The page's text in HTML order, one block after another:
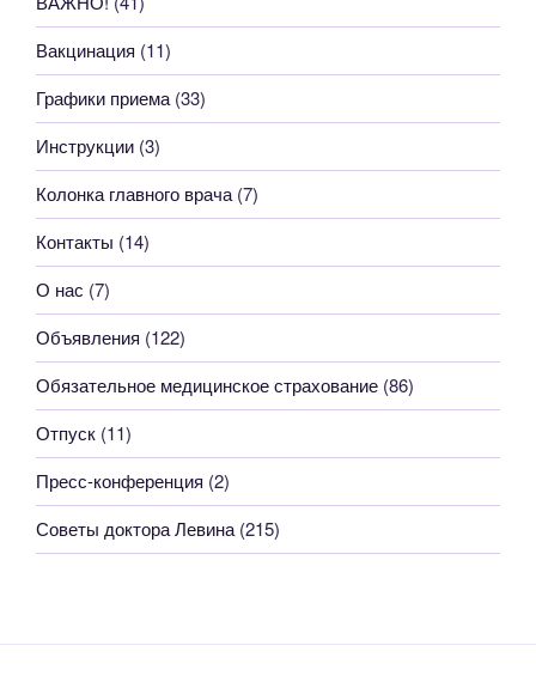
Вакцинация (11)
Графики приема(33)
Инструкции (3)
Колонка главного врача(7)
Контакты (14)
О нас (7)
Объявления (122)
Обязательное медицинское страхование (86)
Отпуск (11)
Пресс-конференция (2)
Советы доктора Левина(215)